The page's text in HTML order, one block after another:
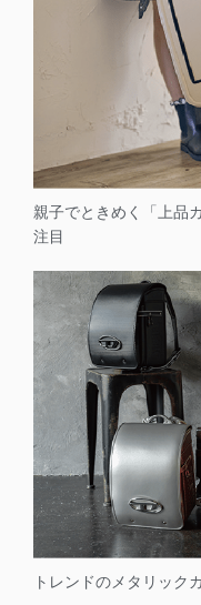
親子でときめく「上品
注目
トレンドのメタリック